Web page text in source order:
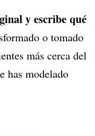
y escribe qué
o tomado
más cerca del
has modelado